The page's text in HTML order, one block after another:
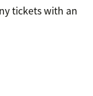
tickets with an